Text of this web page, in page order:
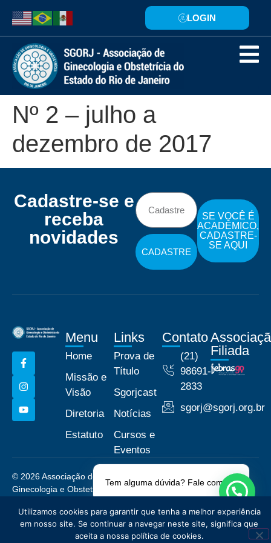
LOGIN
Nº 2 – julho a
dezembro de 2017
Cadastre-se e
receba
novidades
CADASTRE
SE VOCÊ É
ACADÊMICO,
CADASTRE-
SE AQUI
Menu
Home
Missão e
Visão
Diretoria
Estatuto
Links
Prova de
Título
Sgorjcast
Notícias
Cursos e
Eventos
Contato
(21)
98691-
2833
sgorj@sgorj.org.br
Filiada
© 2026 Associação de
Ginecologia e Obstetrícia do
Todos os direitos reservados
Políticas de Privacidade
Utilizamos cookies para garantir que tenha a melhor experiência
em nosso site. Se continuar a navegar neste site, significa que
aceita a nossa política de cookies.
Tem alguma dúvida? Fale comigo!